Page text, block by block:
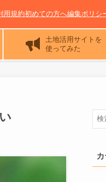
土地活用サイトを
使ってみた
用規約初めての方へ編集ポリシ